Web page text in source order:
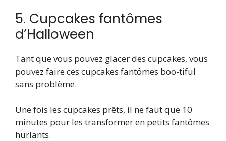
5. Cupcakes fantômes
d’Halloween
Tant que vous pouvez glacer des cupcakes, vous
pouvez faire ces cupcakes fantômes boo-tiful
sans problème.
Une fois les cupcakes prêts, il ne faut que 10
minutes pour les transformer en petits fantômes
hurlants.